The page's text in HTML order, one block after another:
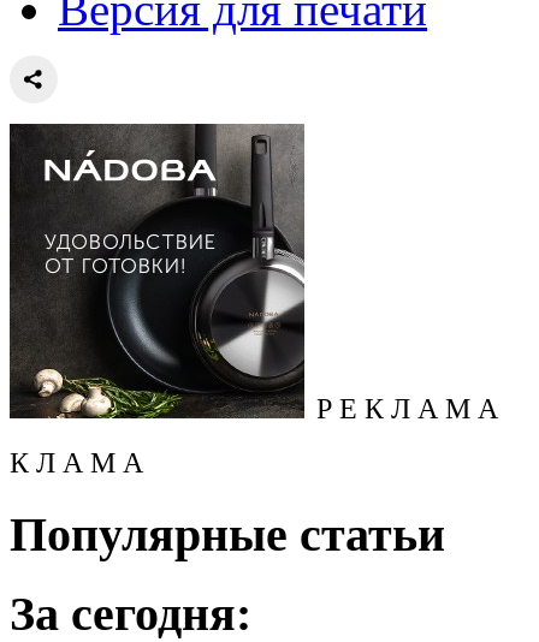
Р Е К Л А М А
К Л А М А
Популярные статьи
За сегодня: